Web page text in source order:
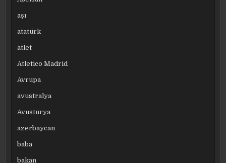
aşı
atatürk
atlet
Atletico Madrid
Avrupa
avustralya
Avusturya
azerbaycan
baba
bakan